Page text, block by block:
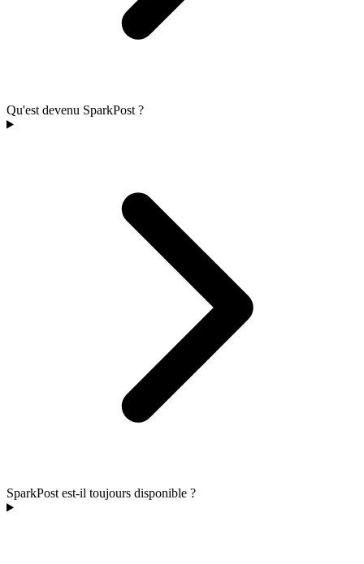
Qu'est devenu SparkPost ?
SparkPost est-il toujours disponible ?